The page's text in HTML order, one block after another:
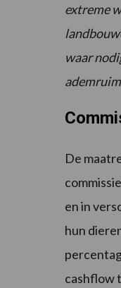
extreme
waar
De
en in
hun
cashflow